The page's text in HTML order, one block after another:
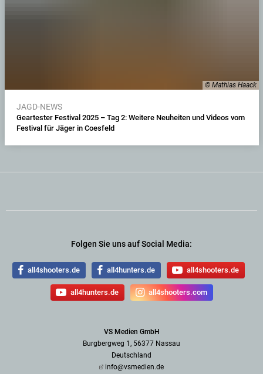
© Mathias Haack
JAGD-NEWS
Geartester Festival 2025 – Tag 2: Weitere Neuheiten und Videos vom
Festival für Jäger in Coesfeld
Folgen Sie uns auf Social Media:
all4shooters.de all4hunters.de all4shooters.de
all4hunters.de all4shooters.com
VS Medien GmbH
Burgbergweg 1, 56377 Nassau
Deutschland
info@vsmedien.de